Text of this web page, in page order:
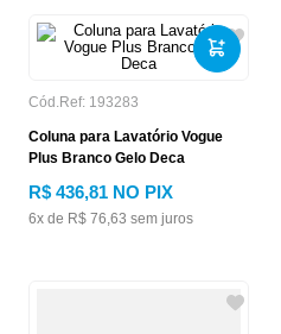
Cód.Ref: 193283
Coluna para Lavatório Vogue
Plus Branco Gelo Deca
R$ 436,81 NO PIX
6x de R$ 76,63 sem juros